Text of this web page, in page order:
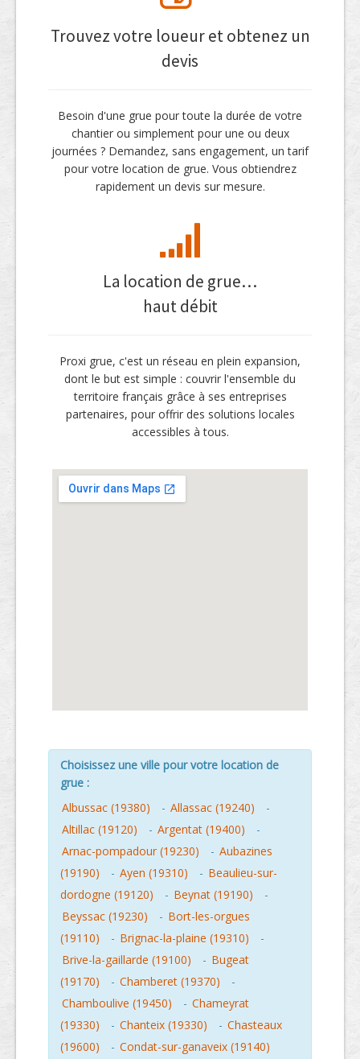
Trouvez votre loueur et obtenez un
devis
Besoin d'une grue pour toute la durée de votre
chantier ou simplement pour une ou deux
journées ? Demandez, sans engagement, un tarif
pour votre location de grue. Vous obtiendrez
rapidement un devis sur mesure.
La location de grue…
haut débit
Proxi grue, c'est un réseau en plein expansion,
dont le but est simple : couvrir l'ensemble du
territoire français grâce à ses entreprises
partenaires, pour offrir des solutions locales
accessibles à tous.
Choisissez une ville pour votre location de
grue :
Albussac (19380)
- Allassac (19240)
-
Altillac (19120)
- Argentat (19400)
-
Arnac-pompadour (19230)
- Aubazines
(19190)
- Ayen (19310) - Beaulieu-sur-
dordogne (19120)
- Beynat (19190)
-
Beyssac (19230)
- Bort-les-orgues
(19110)
- Brignac-la-plaine (19310)
-
Brive-la-gaillarde (19100)
- Bugeat
(19170)
- Chamberet (19370)
-
Chamboulive (19450)
- Chameyrat
(19330)
- Chanteix (19330) - Chasteaux
(19600)
- Condat-sur-ganaveix (19140)